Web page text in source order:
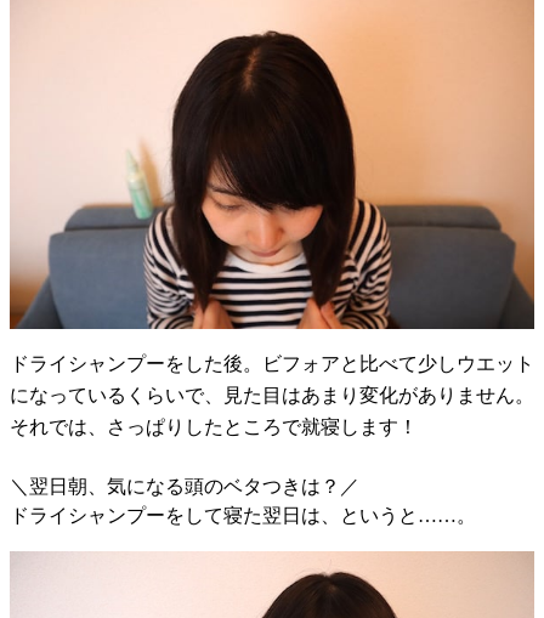
ドライシャンプーをした後。ビフォアと比べて少しウエット
になっているくらいで、見た目はあまり変化がありません。
それでは、さっぱりしたところで就寝します！
＼翌日朝、気になる頭のベタつきは？／
ドライシャンプーをして寝た翌日は、というと……。